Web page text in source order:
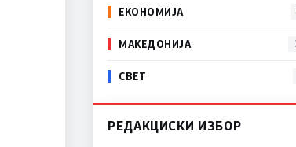
ЕКОНОМИЈА
МАКЕДОНИЈА
СВЕТ
РЕДАКЦИСКИ ИЗБОР